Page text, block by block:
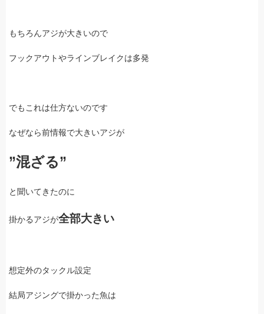
もちろんアジが大きいので
フックアウトやラインブレイクは多発
でもこれは仕方ないのです
なぜなら前情報で大きいアジが
”混ざる”
と聞いてきたのに
掛かるアジが全部大きい
想定外のタックル設定
結局アジングで掛かった魚は